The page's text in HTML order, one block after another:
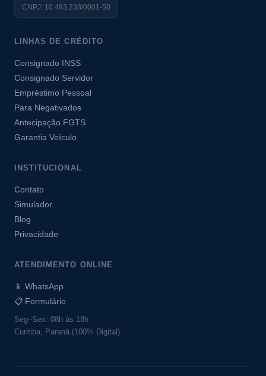
CNPJ: 10.493.238/0001-50
LINHAS DE CRÉDITO
Consignado INSS
Consignado Servidor
Empréstimo Pessoal
Para Negativados
Antecipação FGTS
Garantia Veículo
INSTITUCIONAL
Contato
Simulador
Blog
Privacidade
ATENDIMENTO ONLINE
📱 WhatsApp
📋 Formulário
Seg–Sex: 08h às 18h
Curitiba, Paraná (100% Digital)